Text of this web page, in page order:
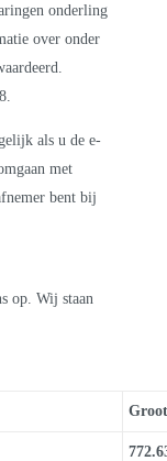
onderling
over onder
als u de e-
met
bent bij
op. Wij staan